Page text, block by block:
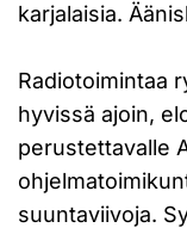
karjalaisia.
Radiotoimintaa
hyvissä ajoin,
perustettavalle
suuntaviivoja.